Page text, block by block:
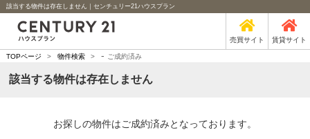
該当する物件は存在しません｜センチュリー21ハウスプラン
売買サイト 賃貸サイト
TOPページ > 物件検索 > - ご成約済み
該当する物件は存在しません
お探しの物件はご成約済みとなっております。